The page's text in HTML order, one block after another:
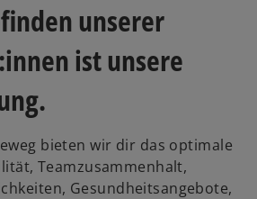
unserer
ist unsere
bieten wir dir das optimale
Teamzusammenhalt,
Gesundheitsangebote,